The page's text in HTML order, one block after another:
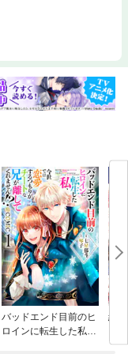
バッドエンド目前のヒ
ロインに転生した私、
結